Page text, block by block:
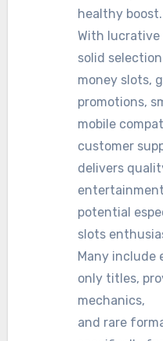
healthy boost.
With lucrative
solid
money slots,
promotions,
mobile
customer
delivers
potential
slots
Many include
only titles,
mechanics,
and rare